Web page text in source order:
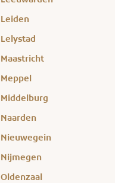
Leiden
Lelystad
Maastricht
Meppel
Middelburg
Naarden
Nieuwegein
Nijmegen
Oldenzaal